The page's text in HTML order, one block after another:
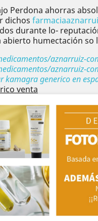
Perdona ahorras
dichos
durante lo-
humectación so
aznarruiz-
aznarruiz-
kamagra generico en
venta